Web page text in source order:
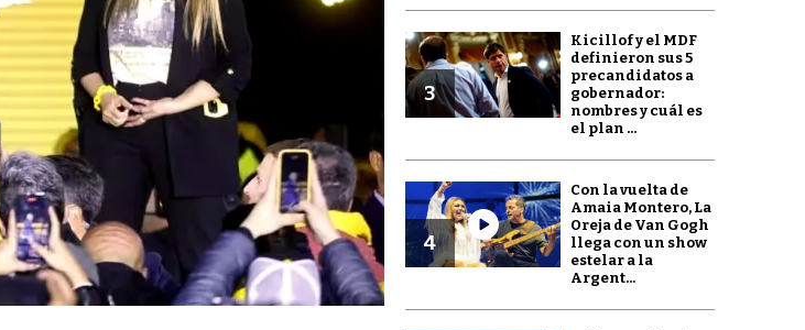
3
Kicillof y el MDF
definieron sus 5
precandidatos a
gobernador:
nombres y cuál es
el plan ...
4
Con la vuelta de
Amaia Montero, La
Oreja de Van Gogh
llega con un show
estelar a la
Argent...